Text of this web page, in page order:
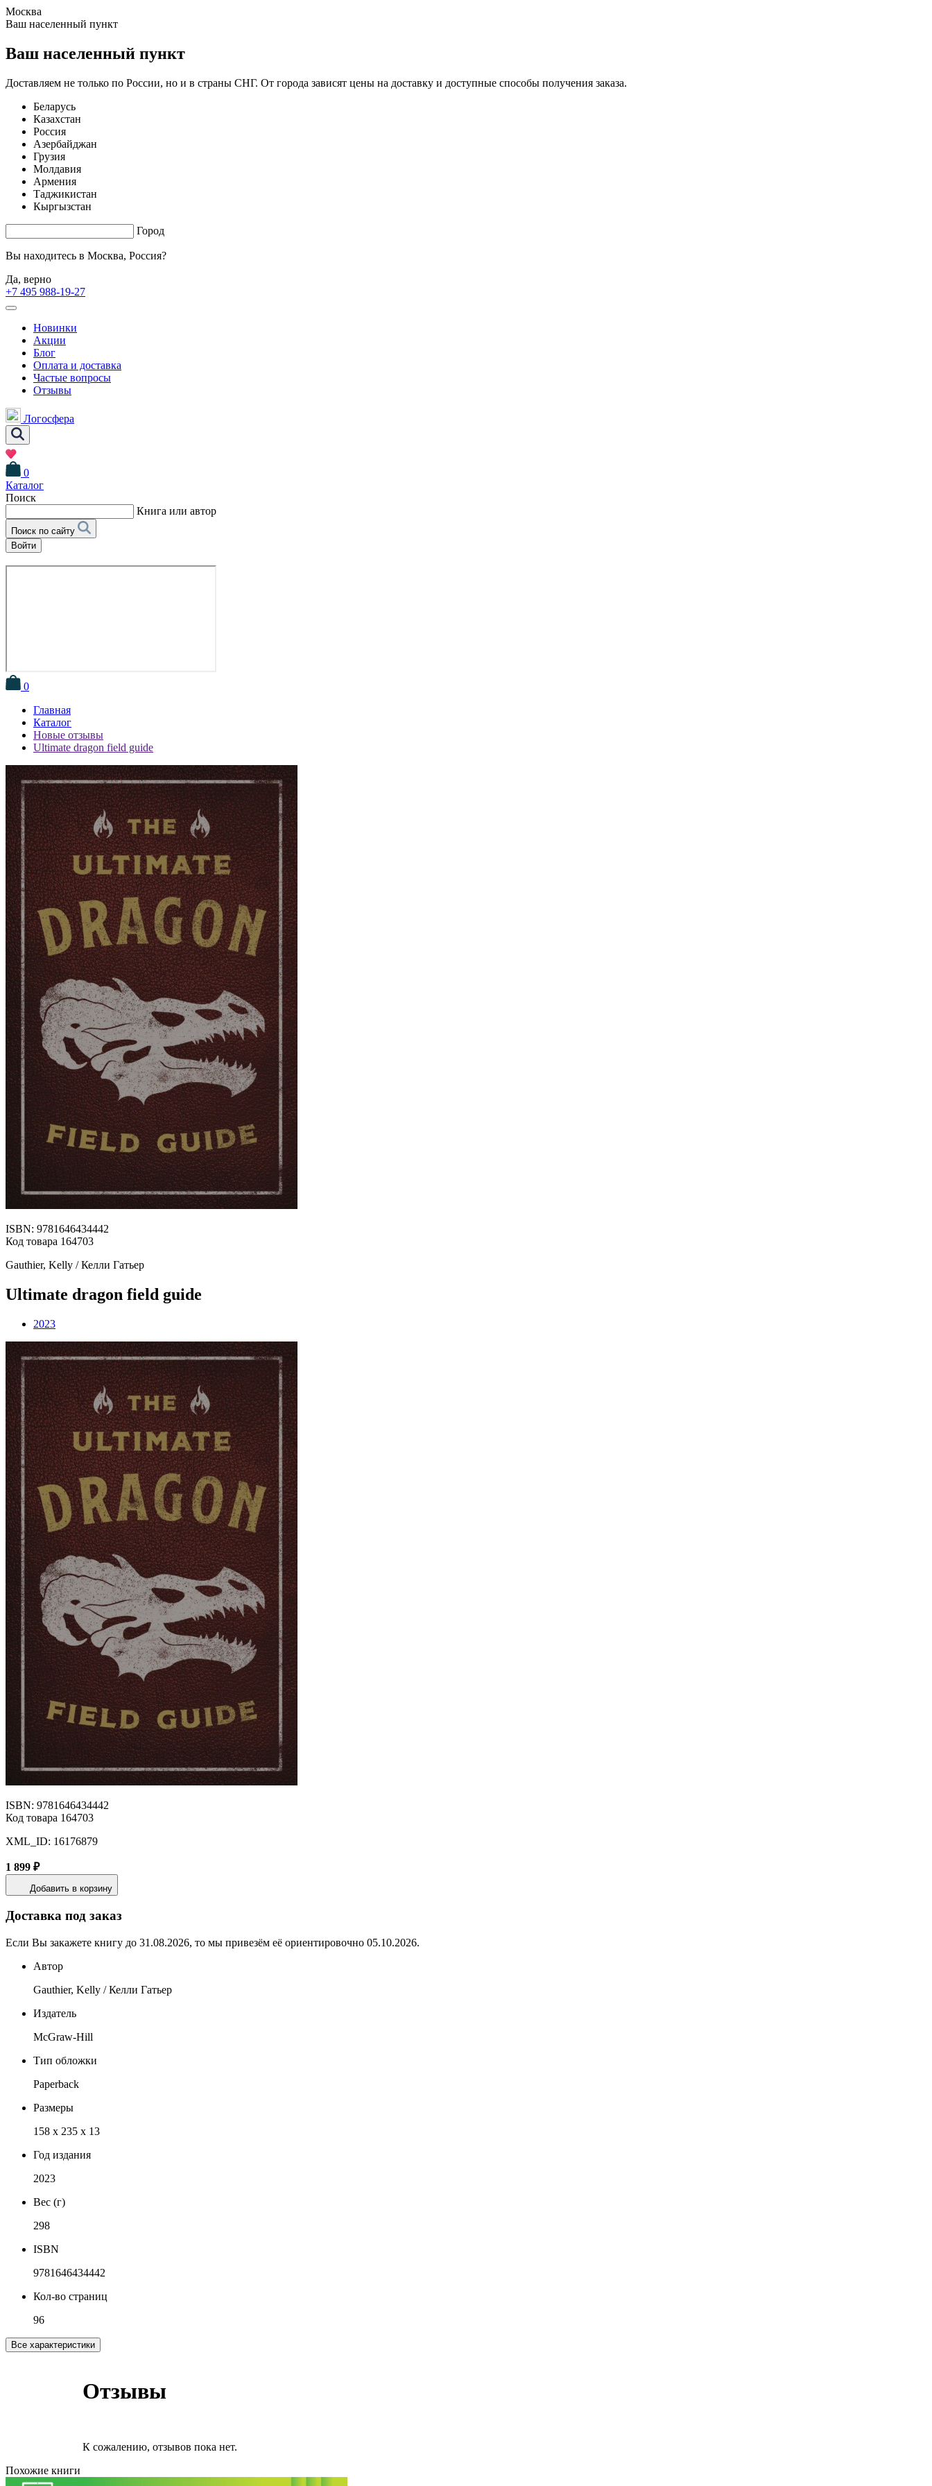
Москва
Ваш населенный пункт
Ваш населенный пункт
Доставляем не только по России, но и в страны СНГ. От города зависят цены на доставку и доступные способы получения заказа.
Беларусь
Казахстан
Россия
Азербайджан
Грузия
Молдавия
Армения
Таджикистан
Кыргызстан
Город
Вы находитесь в Москва, Россия?
Да, верно
+7 495 988-19-27
Новинки
Акции
Блог
Оплата и доставка
Частые вопросы
Отзывы
Логосфера
0
Каталог
Поиск
Книга или автор
Поиск по сайту
Войти
0
Главная
Каталог
Новые отзывы
Ultimate dragon field guide
ISBN: 9781646434442
Код товара 164703
Gauthier, Kelly / Келли Гатьер
Ultimate dragon field guide
2023
ISBN: 9781646434442
Код товара 164703
XML_ID: 16176879
1 899 ₽
Добавить в корзину
Доставка под заказ
Если Вы закажете книгу до 31.08.2026, то мы привезём её ориентировочно 05.10.2026.
Автор
Gauthier, Kelly / Келли Гатьер
Издатель
McGraw-Hill
Тип обложки
Paperback
Размеры
158 x 235 x 13
Год издания
2023
Вес (г)
298
ISBN
9781646434442
Кол-во страниц
96
Все характеристики
Отзывы
К сожалению, отзывов пока нет.
Похожие книги